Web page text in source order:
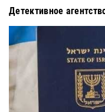
Детективное